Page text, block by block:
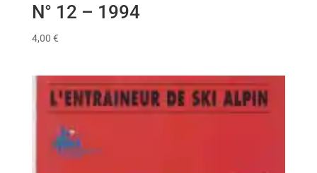
N° 12 – 1994
4,00 €